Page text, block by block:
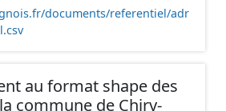
documents/referentiel/adr
au format shape des
commune de Chiry-